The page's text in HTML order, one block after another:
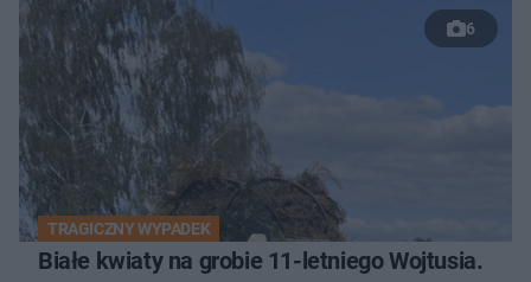
6
TRAGICZNY WYPADEK
Białe kwiaty na grobie 11-letniego Wojtusia.